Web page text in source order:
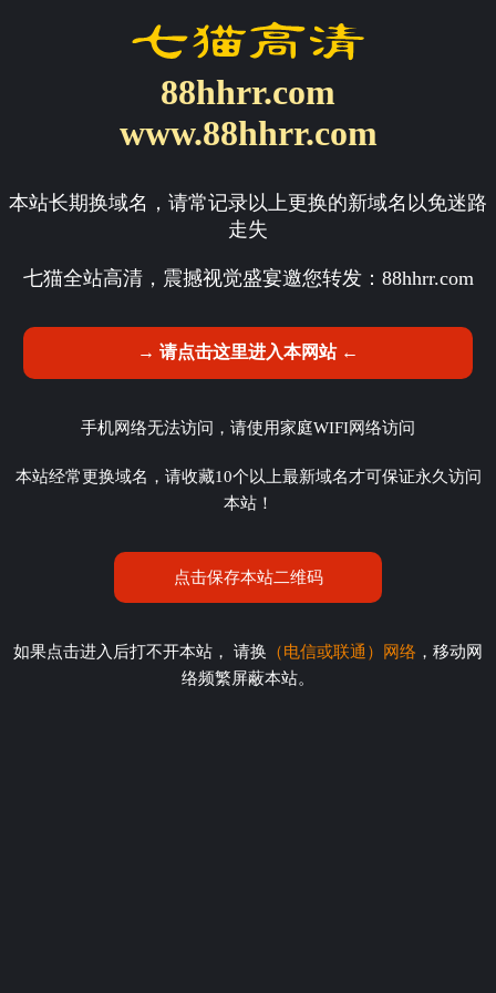
88hhrr.com
www.88hhrr.com
本站长期换域名，请常记录以上更换的新域名以免迷路
走失
七猫全站高清，震撼视觉盛宴邀您转发： 88hhrr.com
→ 请点击这里进入本网站 ←
手机网络无法访问，请使用家庭WIFI网络访问
本站经常更换域名，请收藏10个以上最新域名才可保证永久访问
本站！
点击保存本站二维码
如果点击进入后打不开本站， 请换 （电信或联通）网络 ，移动网
络频繁屏蔽本站。